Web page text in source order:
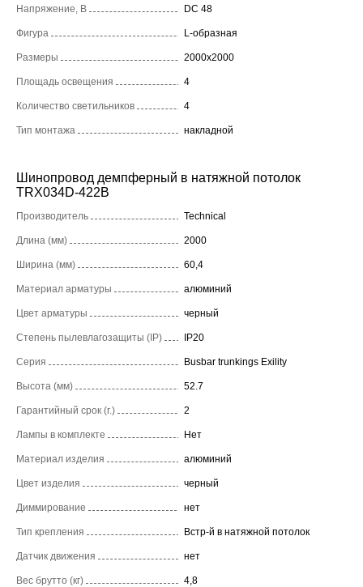
Напряжение, В DC 48
Фигура L-образная
Размеры 2000x2000
Площадь освещения 4
Количество светильников 4
Тип монтажа накладной
Шинопровод демпферный в натяжной потолок
TRX034D-422B
Производитель Technical
Длина (мм) 2000
Ширина (мм) 60,4
Материал арматуры алюминий
Цвет арматуры черный
Степень пылевлагозащиты (IP) IP20
Серия Busbar trunkings Exility
Высота (мм) 52.7
Гарантийный срок (г.) 2
Лампы в комплекте Нет
Материал изделия алюминий
Цвет изделия черный
Диммирование нет
Тип крепления Встр-й в натяжной потолок
Датчик движения нет
Вес брутто (кг) 4,8